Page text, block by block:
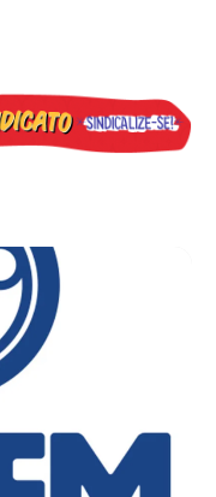
denunciada de cometer